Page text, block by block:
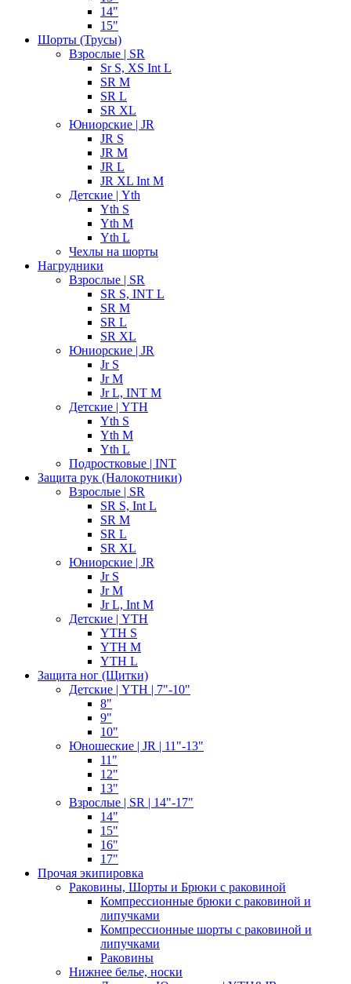
14"
15"
Шорты (Трусы)
Взрослые | SR
Sr S, XS Int L
SR M
SR L
SR XL
Юниорские | JR
JR S
JR M
JR L
JR XL Int M
Детские | Yth
Yth S
Yth M
Yth L
Чехлы на шорты
Нагрудники
Взрослые | SR
SR S, INT L
SR M
SR L
SR XL
Юниорские | JR
Jr S
Jr M
Jr L, INT M
Детские | YTH
Yth S
Yth M
Yth L
Подростковые | INT
Защита рук (Налокотники)
Взрослые | SR
SR S, Int L
SR M
SR L
SR XL
Юниорские | JR
Jr S
Jr M
Jr L, Int M
Детские | YTH
YTH S
YTH M
YTH L
Защита ног (Щитки)
Детские | YTH | 7"-10"
8"
9"
10"
Юношеские | JR | 11"-13"
11"
12"
13"
Взрослые | SR | 14"-17"
14"
15"
16"
17"
Прочая экипировка
Раковины, Шорты и Брюки с раковиной
Компрессионные брюки с раковиной и
липучками
Компрессионные шорты с раковиной и
липучками
Раковины
Нижнее белье, носки